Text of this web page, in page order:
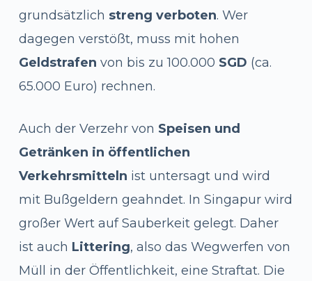
grundsätzlich streng verboten. Wer
dagegen verstößt, muss mit hohen
Geldstrafen von bis zu 100.000 SGD (ca.
65.000 Euro) rechnen.
Auch der Verzehr von Speisen und
Getränken in öffentlichen
Verkehrsmitteln ist untersagt und wird
mit Bußgeldern geahndet. In Singapur wird
großer Wert auf Sauberkeit gelegt. Daher
ist auch Littering, also das Wegwerfen von
Müll in der Öffentlichkeit, eine Straftat. Die